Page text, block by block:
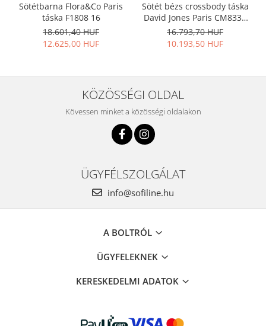
Sötétbarna Flora&Co Paris
táska F1808 16
18.601,40 HUF
12.625,00 HUF
Sötét bézs crossbody táska
David Jones Paris CM8330
15
16.793,70 HUF
10.193,50 HUF
KÖZÖSSÉGI OLDAL
Kövessen minket a közösségi oldalakon
ÜGYFÉLSZOLGÁLAT
info@sofiline.hu
A BOLTRÓL
ÜGYFELEKNEK
KERESKEDELMI ADATOK